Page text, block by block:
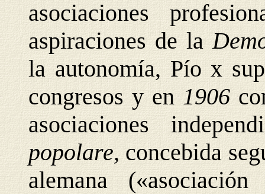
asociaciones
aspiraciones de la
la autonomía, Pío x
congresos y en1906
asociaciones
popolare, concebida
alemana